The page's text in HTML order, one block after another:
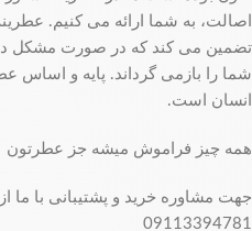
اصالت، به شما ارائه می کنیم.
تضمین می کند که در صورت مشکل
شما را بازمی گرداند. پایه و اساس
انسان است.
همه چیز فراموش میشه جز عطرتون
جهت مشاوره خرید و پشتیبانی با
09113394781